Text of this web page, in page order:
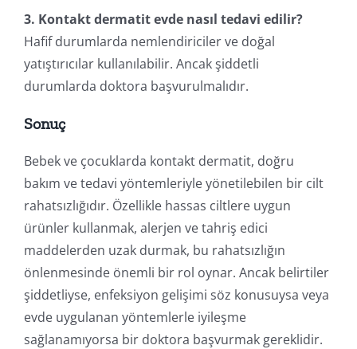
3. Kontakt dermatit evde nasıl tedavi edilir?
Hafif durumlarda nemlendiriciler ve doğal
yatıştırıcılar kullanılabilir. Ancak şiddetli
durumlarda doktora başvurulmalıdır.
Sonuç
Bebek ve çocuklarda kontakt dermatit, doğru
bakım ve tedavi yöntemleriyle yönetilebilen bir cilt
rahatsızlığıdır. Özellikle hassas ciltlere uygun
ürünler kullanmak, alerjen ve tahriş edici
maddelerden uzak durmak, bu rahatsızlığın
önlenmesinde önemli bir rol oynar. Ancak belirtiler
şiddetliyse, enfeksiyon gelişimi söz konusuysa veya
evde uygulanan yöntemlerle iyileşme
sağlanamıyorsa bir doktora başvurmak gereklidir.